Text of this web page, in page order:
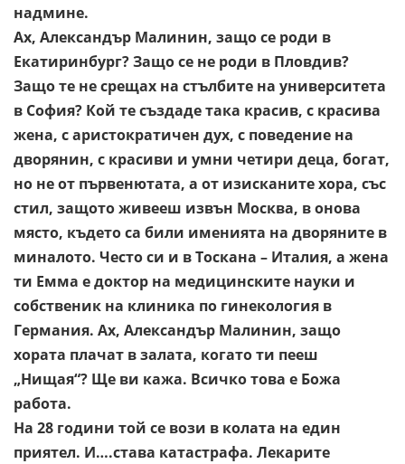
надмине.
Ах, Александър Малинин, защо се роди в
Екатиринбург? Защо се не роди в Пловдив?
Защо те не срещах на стълбите на университета
в София? Кой те създаде така красив, с красива
жена, с аристократичен дух, с поведение на
дворянин, с красиви и умни четири деца, богат,
но не от първенютата, а от изисканитехора, със
стил, защото живееш извън Москва, в онова
място, където са били именията на дворяните в
миналото. Често си и вТоскана – Италия, а жена
ти Емма е доктор на медицинските науки и
собственик на клиника по гинекология в
Германия. Ах, Александър Малинин, защо
хората плачат в залата, когато ти пееш
„Нищая“? Ще ви кажа. Всичко това е Божа
работа.
На 28 години той се вози в колата на един
приятел. И….става катастрафа. Лекарите